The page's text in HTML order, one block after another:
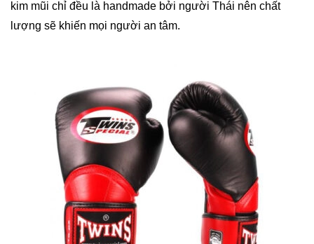
kim mũi chỉ đều là handmade bởi người Thái nên chất
lượng sẽ khiến mọi người an tâm.